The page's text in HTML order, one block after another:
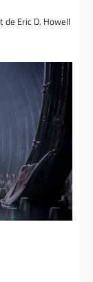
Eric D. Howell